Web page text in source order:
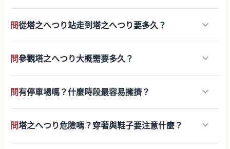
問從塔之へつり站走到塔之へつり要多久？ keyboard_arrow_down
問參觀塔之へつり大概需要多久？ keyboard_arrow_down
問有停車場嗎？什麼時段最容易擁擠？ keyboard_arrow_down
問塔之へつり危險嗎？穿著與鞋子要注意什麼？ keyboard_arrow_down